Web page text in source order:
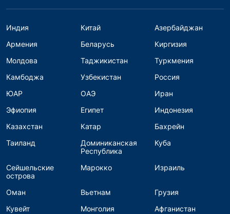
Индия Китай
Азербайджан
Армения
Беларусь
Киргизия
Молдова
Таджикистан
Туркмения
Камбоджа
Узбекистан
Россия
ЮАР
ОАЭ
Иран
Эфиопия
Египет
Индонезия
Казахстан
Катар
Бахрейн
Таиланд
Доминиканская
Республика
Куба
Сейшельские
острова
Марокко Израиль
Оман Вьетнам
Грузия
Кувейт
Монголия
Афганистан